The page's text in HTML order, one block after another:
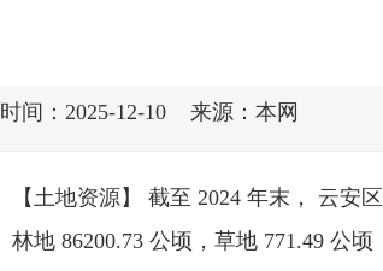
时间：2025-12-10 来源：本网
【土地资源】 截至 2024 年末， 云安
林地 86200.73 公顷，草地 771.49 公